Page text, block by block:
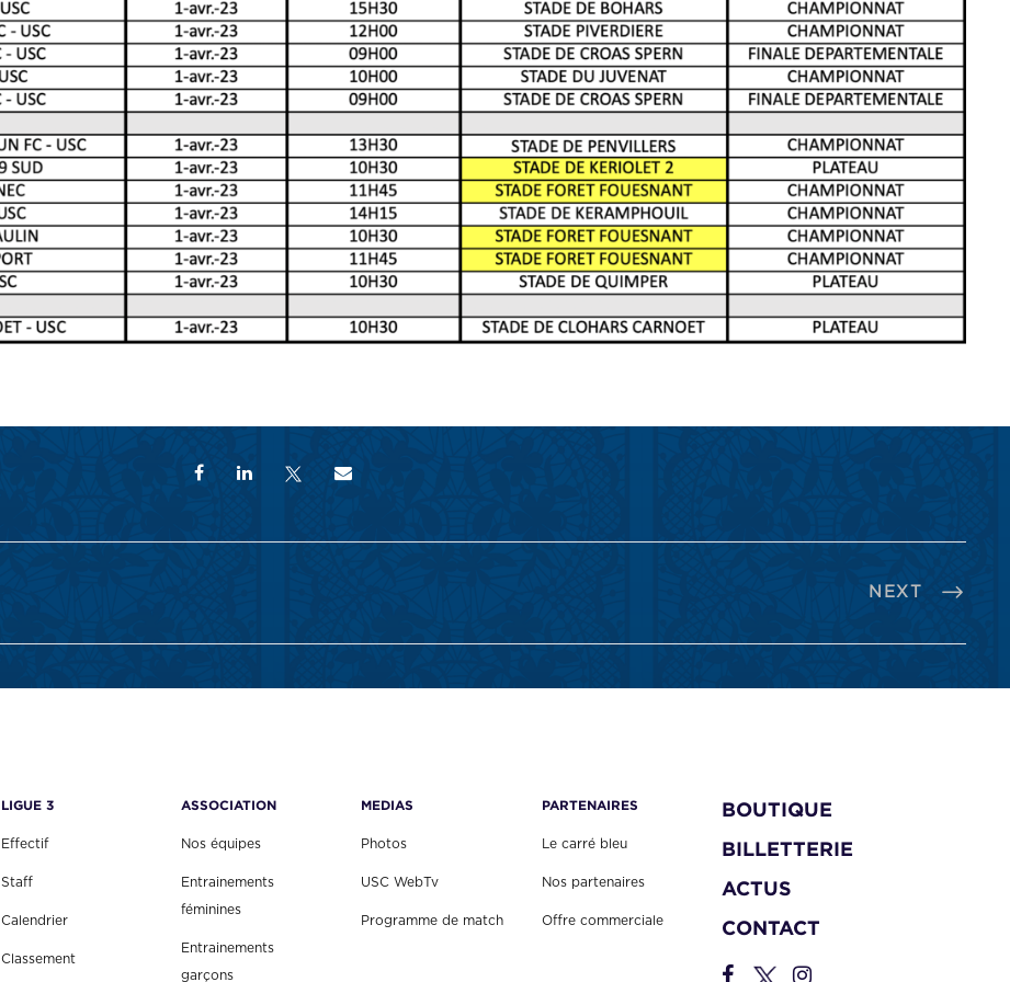
NEXT
LIGUE 3
Effectif
Staff
Calendrier
Classement
ASSOCIATION
Nos équipes
Entrainements
féminines
Entrainements
garçons
MEDIAS
Photos
USC WebTv
Programme de match
PARTENAIRES
Le carré bleu
Nos partenaires
Offre commerciale
BOUTIQUE
BILLETTERIE
ACTUS
CONTACT